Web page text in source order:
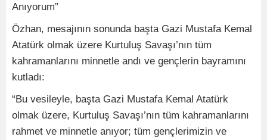
Anıyorum”
Özhan, mesajının sonunda başta Gazi Mustafa Kemal
Atatürk olmak üzere Kurtuluş Savaşı’nın tüm
kahramanlarını minnetle andı ve gençlerin bayramını
kutladı:
“Bu vesileyle, başta Gazi Mustafa Kemal Atatürk
olmak üzere, Kurtuluş Savaşı’nın tüm kahramanlarını
rahmet ve minnetle anıyor; tüm gençlerimizin ve